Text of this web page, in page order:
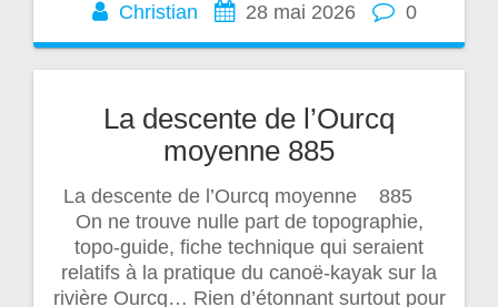
Christian 28 mai 2026 0
La descente de l’Ourcq
moyenne 885
La descente de l’Ourcq moyenne 885
On ne trouve nulle part de topographie,
topo-guide, fiche technique qui seraient
relatifs à la pratique du canoë-kayak sur la
rivière Ourcq… Rien d’étonnant surtout pour